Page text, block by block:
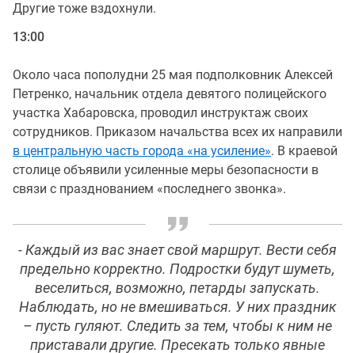
Другие тоже вздохнули.
13:00
Около часа пополудни 25 мая подполковник Алексей
Петренко, начальник отдела девятого полицейского
участка Хабаровска, проводил инструктаж своих
сотрудников. Приказом начальства всех их направили
в центральную часть города «на усиление». В краевой
столице объявили усиленные меры безопасности в
связи с празднованием «последнего звонка».
- Каждый из вас знает свой маршрут. Вести себя
предельно корректно. Подростки будут шуметь,
веселиться, возможно, петарды запускать.
Наблюдать, но не вмешиваться. У них праздник
– пусть гуляют. Следить за тем, чтобы к ним не
приставали другие. Пресекать только явные